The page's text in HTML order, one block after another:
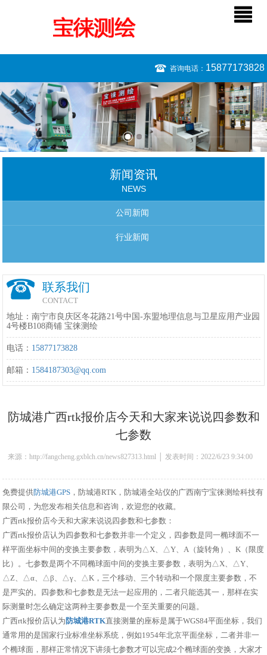
咨询电话： 15877173828
新闻资讯
NEWS
公司新闻
行业新闻
联系我们
CONTACT
地址：南宁市良庆区冬花路21号中国-东盟地理信息与卫星应用产业园
4号楼B108商铺 宝徕测绘
电话： 15877173828
邮箱： 1584187303@qq.com
防城港广西rtk报价店今天和大家来说说四参数和
七参数
来源：http://fangcheng.gxblch.cn/news827313.html │ 发表时间：2022/6/23 9:34:00
免费提供防城港GPS ，防城港RTK，防城港全站仪的广西南宁宝徕测绘科技有
限公司，为您发布相关信息和咨询，欢迎您的收藏。
广西rtk报价店今天和大家来说说四参数和七参数：
广西rtk报价店认为四参数和七参数并非一个定义，四参数是同一椭球面不一
样平面坐标中间的变换主要参数，表明为△X、△Y、A（旋转角）、K（限度
比）。七参数是两个不同椭球面中间的变换主要参数，表明为△X、△Y、
△Z、△α、△β、△γ、△K，三个移动、三个转动和一个限度主要参数，不
是严实的。四参数和七参数是无法一起应用的，二者只能选其一，那样在实
际测量时怎么确定这两种主要参数是一个至关重要的问题。
广西rtk报价店认为 防城港RTK直接测量的座标是属于WGS84平面坐标，我们
通常用的是国家行业标准坐标系统，例如1954年北京平面坐标，二者并非一
个椭球面，那样正常情况下讲须七参数才可以完成2个椭球面的变换，大家才